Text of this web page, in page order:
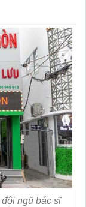
ngũ bác sĩ